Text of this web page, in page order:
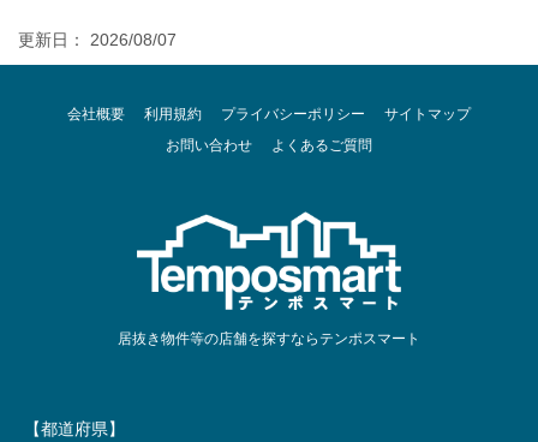
更新日： 2026/08/07
会社概要 利用規約 プライバシーポリシー
サイトマップ
お問い合わせ
よくあるご質問
居抜き物件等の店舗を探すならテンポスマート
【都道府県】